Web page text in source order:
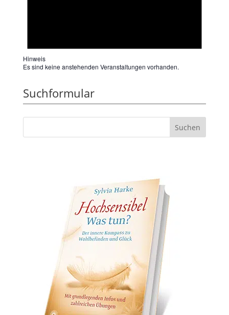
Hinweis
Es sind keine anstehenden Veranstaltungen vorhanden.
Suchformular